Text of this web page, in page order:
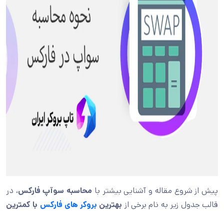
پیش از شروع مقاله و آشنایی بیشتر با محاسبه سوآپ فارکس، در
قالب جدول زیر به نام برخی از بهترین بروکر های فارکس با کمترین